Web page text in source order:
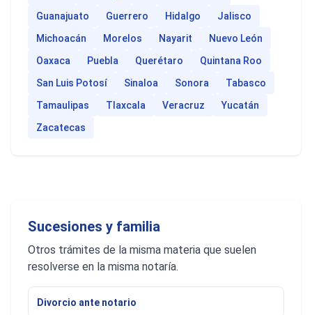
Guanajuato
Guerrero Hidalgo
Jalisco
Michoacán
Morelos Nayarit
Nuevo León
Oaxaca
Puebla Querétaro
Quintana Roo
San Luis Potosí
Sinaloa Sonora
Tabasco
Tamaulipas
Tlaxcala Veracruz
Yucatán
Zacatecas
Sucesiones y familia
Otros trámites de la misma materia que suelen
resolverse en la misma notaría.
Divorcio ante notario